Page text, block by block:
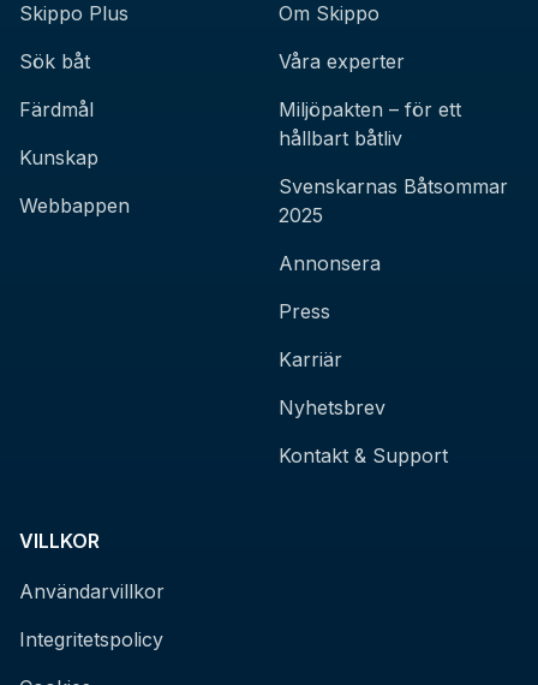
Skippo Plus
Sök båt
Färdmål
Kunskap
Webbappen
Om Skippo
Våra experter
Miljöpakten – för ett
hållbart båtliv
Svenskarnas Båtsommar
2025
Annonsera
Press
Karriär
Nyhetsbrev
Kontakt & Support
VILLKOR
Användarvillkor
Integritetspolicy